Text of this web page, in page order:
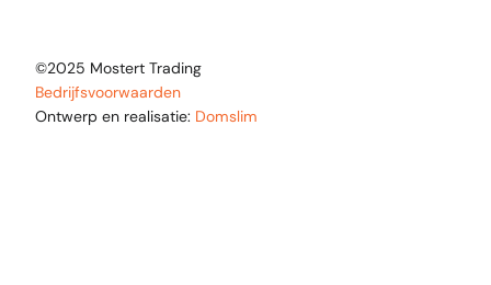
©2025 Mostert Trading
Bedrijfsvoorwaarden
Ontwerp en realisatie: Domslim